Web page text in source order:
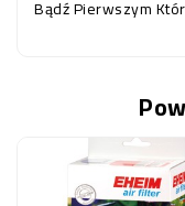
Bądź Pierwszym